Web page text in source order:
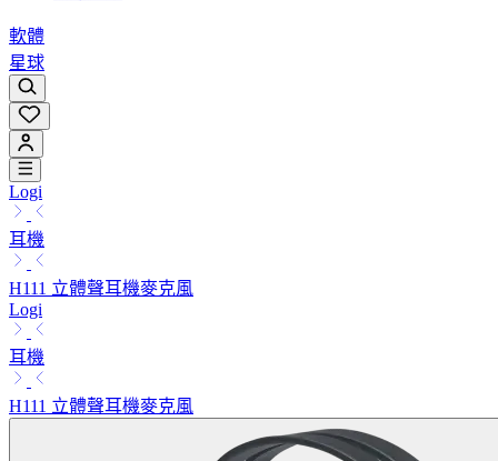
軟體
星球
Logi
耳機
H111 立體聲耳機麥克風
Logi
耳機
H111 立體聲耳機麥克風